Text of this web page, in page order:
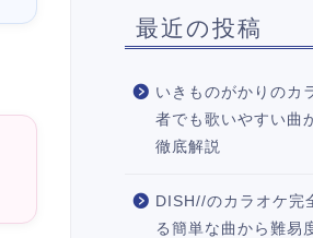
最近の投稿
いきものがかりのカ
者でも歌いやすい曲
徹底解説
DISH//のカラオケ完
る簡単な曲から難易